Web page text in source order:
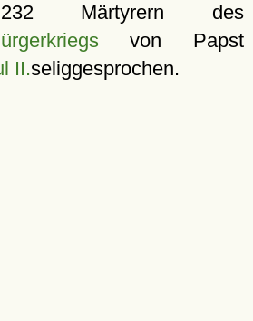
Märtyrern des
von Papst
II.seliggesprochen.